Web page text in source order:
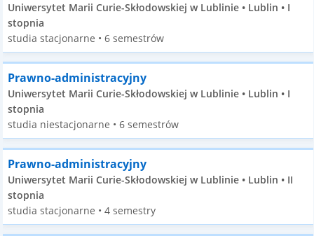
Uniwersytet Marii Curie-Skłodowskiej w Lublinie • Lublin • I
stopnia
studia stacjonarne • 6 semestrów
Prawno-administracyjny
Uniwersytet Marii Curie-Skłodowskiej w Lublinie • Lublin • I
stopnia
studia niestacjonarne • 6 semestrów
Prawno-administracyjny
Uniwersytet Marii Curie-Skłodowskiej w Lublinie • Lublin • II
stopnia
studia stacjonarne • 4 semestry